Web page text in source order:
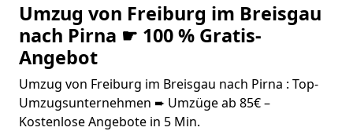
Umzug von Freiburg im Breisgau
nach Pirna ☛ 100 % Gratis-
Angebot
Umzug von Freiburg im Breisgau nach Pirna : Top-
Umzugsunternehmen ➨ Umzüge ab 85€ –
Kostenlose Angebote in 5 Min.